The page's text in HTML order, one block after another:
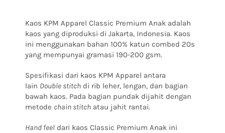
Kaos KPM Apparel Classic Premium Anak adalah
kaos yang diproduksi di Jakarta, Indonesia. Kaos
ini menggunakan bahan 100% katun combed 20s
yang mempunyai gramasi 190-200 gsm.
Spesifikasi dari kaos KPM Apparel antara
lain Double stitch di rib leher, lengan, dan bagian
bawah kaos. Pada bagian pundak dijahit dengan
metode chain stitch atau jahit rantai.
Hand feel dari kaos Classic Premium Anak ini